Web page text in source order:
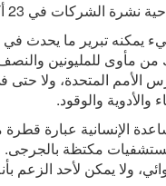
نشرة الشركات في 23 أكتوبر 2023 - فرنسا
يمكنه تبرير ما يحدث
من مأوى للمليونين
الأمم المتحدة، ولا حتى
والأدوية والوقود.
الإنسانية عبارة
مكتظة بالجرجى.
ولا يمكن لأحد الزعم